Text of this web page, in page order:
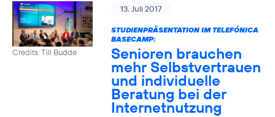
Credits: Till Budde
13. Juli 2017
STUDIENPRÄSENTATION IM TELEFÓNICA
BASECAMP:
Senioren brauchen
mehr Selbstvertrauen
und individuelle
Beratung bei der
Internetnutzung